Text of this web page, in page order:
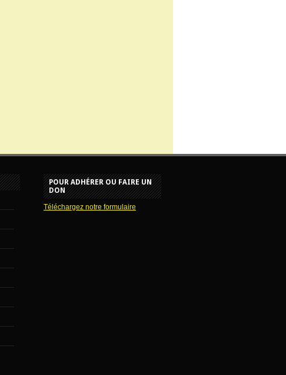
POUR ADHÉRER OU FAIRE UN
DON
Téléchargez notre formulaire